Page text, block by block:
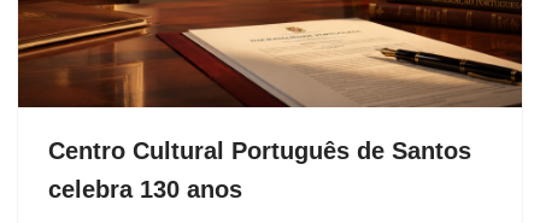
Centro Cultural Português de Santos
celebra 130 anos